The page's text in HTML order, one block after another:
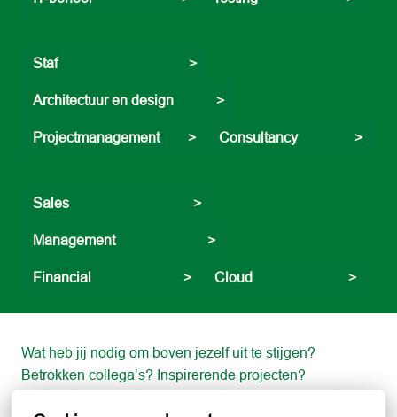
Staf                                     >
Architectuur en design            >
Projectmanagement        > Consultancy                >
Sales                                   >
Management                          >
Financial                          > Cloud                           >
Wat heb jij nodig om boven jezelf uit te stijgen?
Betrokken collega’s? Inspirerende projecten?